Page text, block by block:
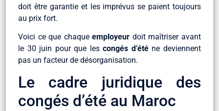
doit être garantie et les imprévus se paient toujours
au prix fort.
Voici ce que chaqueemployeur doit maîtriser avant
le 30 juin pour que lescongés d’éténe deviennent
pas un facteur de désorganisation.
Le cadre juridique des
congés d’été au Maroc